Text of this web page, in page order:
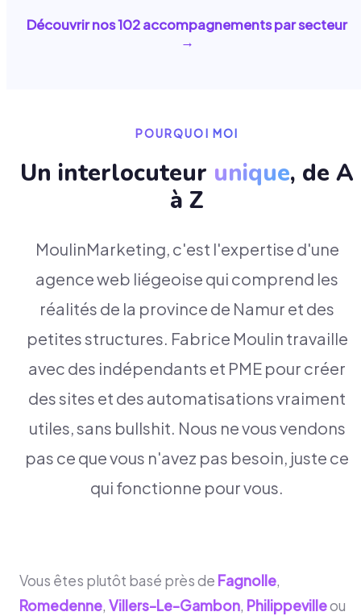
Découvrir nos102accompagnements par secteur
→
POURQUOI MOI
Un interlocuteur unique, de A
à Z
MoulinMarketing, c'est l'expertise d'une
agence web liégeoise qui comprend les
réalités de la province de Namur et des
petites structures. Fabrice Moulin travaille
avec des indépendants et PME pour créer
des sites et des automatisations vraiment
utiles, sans bullshit. Nous ne vous vendons
pas ce que vous n'avez pas besoin, juste ce
qui fonctionne pour vous.
Vous êtes plutôt basé près de Fagnolle,
Romedenne, Villers-Le-Gambon, Philippevilleou